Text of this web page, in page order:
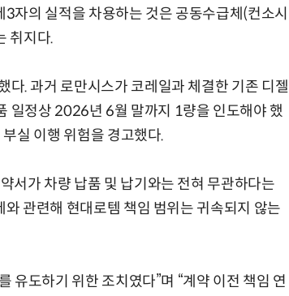
자의 실적을 차용하는 것은 공동수급체(컨소시
취지다.
. 과거 로만시스가 코레일과 체결한 기존 디젤
일정상 2026년 6월 말까지 1량을 인도해야 했
실 이행 위험을 경고했다.
서가 차량 납품 및 납기와는 전혀 무관하다는
관련해 현대로템 책임 범위는 귀속되지 않는
유도하기 위한 조치였다”며 “계약 이전 책임 연